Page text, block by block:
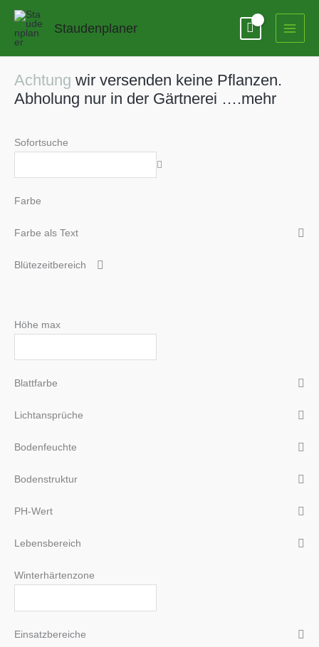
Zum
springen
Staudenplaner
Achtung wir versenden keine Pflanzen.
Abholung nur in der Gärtnerei ….mehr
Sofortsuche
Farbe
Farbe als Text
Blütezeitbereich
Höhe max
Blattfarbe
Lichtansprüche
Bodenfeuchte
Bodenstruktur
PH-Wert
Lebensbereich
Winterhärtenzone
Einsatzbereiche